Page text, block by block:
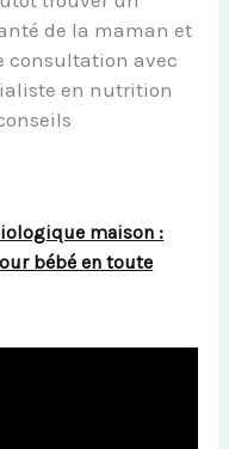
de la maman et
consultation avec
en nutrition
maison :
bébé en toute